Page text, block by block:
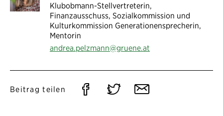
Klubobmann-Stellvertreterin,
Finanzausschuss, Sozialkommission und
Kulturkommission Generationensprecherin,
Mentorin
andrea.pelzmann@gruene.at
Beitrag teilen
Auf Auf Per